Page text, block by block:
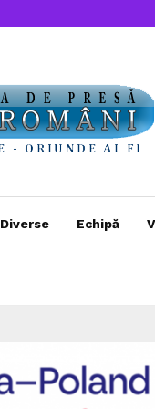
Diverse Echipă